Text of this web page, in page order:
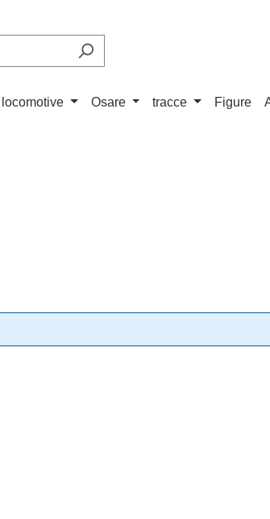
locomotive Osare tracce Figure